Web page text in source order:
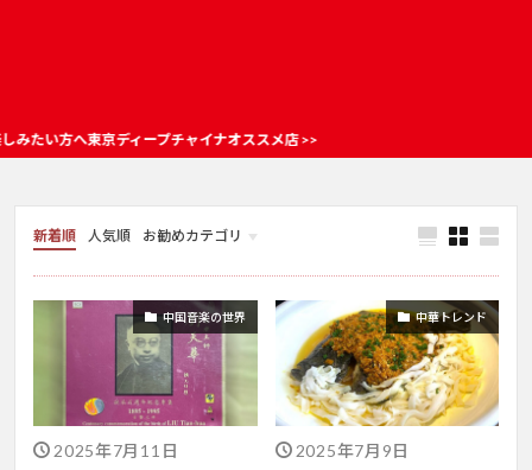
ディープチャイナオススメ店 >>
新着順 人気順 お勧めカテゴリ
お店情報
中国音楽の世界
2025年7月11日
中華トレンド
2025年7月9日